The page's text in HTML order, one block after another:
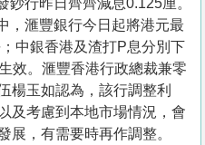
鈔行昨日齊齊減息0.125厘。
，滙豐銀行今日起將港元最
中銀香港及渣打P息分別下
效。滙豐香港行政總裁兼零
楊玉如認為，該行調整利
及考慮到本地市場情況，會
展，有需要時再作調整。